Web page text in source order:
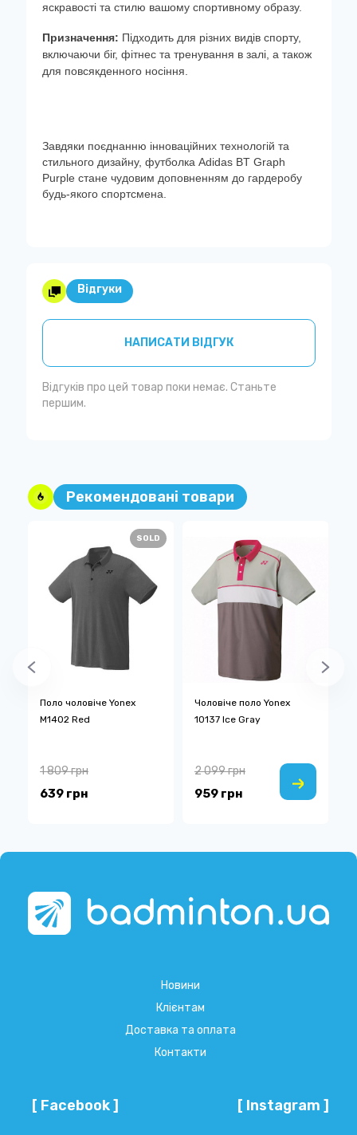
яскравості та стилю вашому спортивному образу.
Призначення: Підходить для різних видів спорту,
включаючи біг, фітнес та тренування в залі, а також
для повсякденного носіння.
Завдяки поєднанню інноваційних технологій та
стильного дизайну, футболка Adidas BT Graph
Purple стане чудовим доповненням до гардеробу
будь-якого спортсмена.
Відгуки
НАПИСАТИ ВІДГУК
Відгуків про цей товар поки немає. Станьте
першим.
Рекомендовані товари
SOLD
Поло чоловіче Yonex
M1402 Red
639 грн
1 809 грн
Чоловіче поло Yonex
10137 Ice Gray
959 грн
2 099 грн
Новини
Клієнтам
Доставка та оплата
Контакти
[ Facebook ] [ Instagram ]